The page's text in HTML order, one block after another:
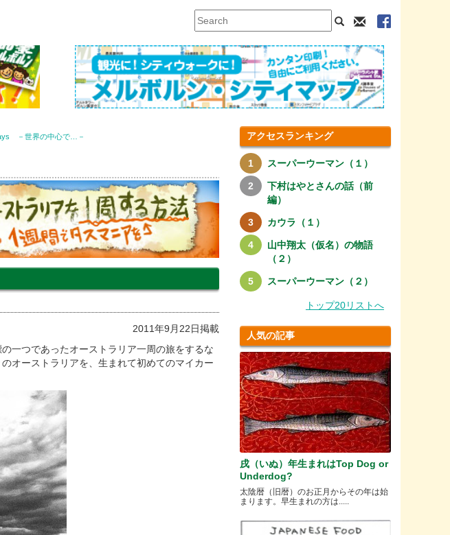
－世界の中心で…－
2011年9月22日掲載
一つであったオーストラリア一周の旅をするな
オーストラリアを、生まれて初めてのマイカー
アクセスランキング
スーパーウーマン（１）
下村はやとさんの話（前
編）
カウラ（１）
山中翔太（仮名）の物語
（２）
スーパーウーマン（２）
トップ20リストへ
人気の記事
戌（いぬ）年生まれはTop Dog or
Underdog?
太陰暦（旧暦）のお正月からその年は始
まります。早生まれの方は.....